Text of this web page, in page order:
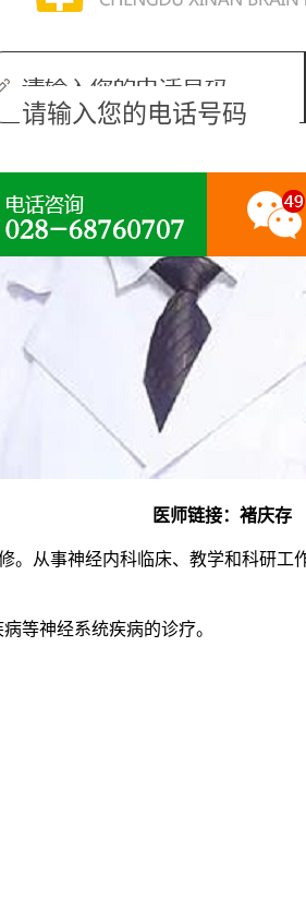
医师链接：褚庆存
从事神经内科临床、教学和科研工
等神经系统疾病的诊疗。